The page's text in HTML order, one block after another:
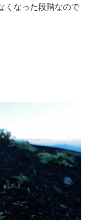
くなった段階なので